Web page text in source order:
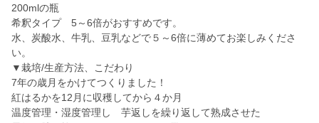
200mlの瓶
希釈タイプ 5～6倍がおすすめです。
水、炭酸水、牛乳、豆乳などで５～6倍に薄めてお楽しみくださ
い。
▼栽培/生産方法、こだわり
7年の歳月をかけてつくりました！
紅はるかを12月に収穫してから４か月
温度管理・湿度管理し 芋返しを繰り返して熟成させた